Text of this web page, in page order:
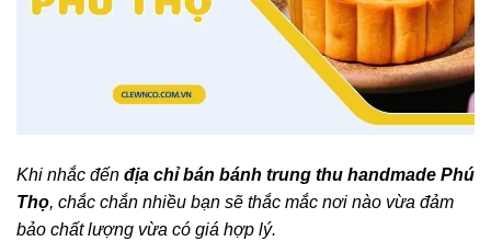
Khi nhắc đến địa chỉ bán bánh trung thu handmade Phú
Thọ, chắc chắn nhiều bạn sẽ thắc mắc nơi nào vừa đảm
bảo chất lượng vừa có giá hợp lý.